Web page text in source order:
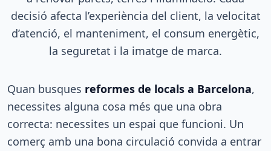
decisió afecta l’experiència del client, la velocitat
d’atenció, el manteniment, el consum energètic,
la seguretat i la imatge de marca.
Quan busques reformes de locals a Barcelona,
necessites alguna cosa més que una obra
correcta: necessites un espai que funcioni. Un
comerç amb una bona circulació convida a entrar